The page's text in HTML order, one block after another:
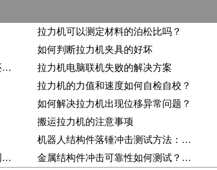
拉力机可以测定材料的泊松比吗？
如何判断拉力机夹具的好坏
拉力机动力系统采用伺服电机好还是步进电机好？ 拉力机电脑联机失败的解决方案
拉力机的力值和速度如何自检自校？
如何解决拉力机出现位移异常问题？
搬运拉力机的注意事项
机器人结构件落锤冲击测试方法：锻造零件抗冲击性能如何评价？
为什么半导体封装必须做推拉力测试？3个原因告诉你 金属结构件冲击可靠性如何测试？半导体装备零部件落锤冲击试验方法解析